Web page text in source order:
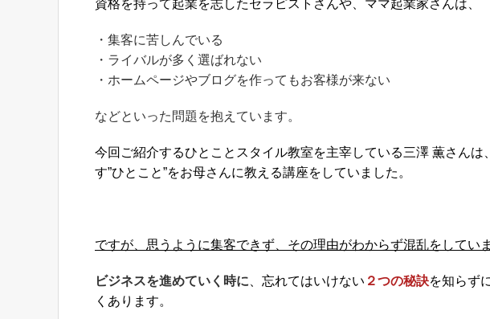
資格を持って起業を志したセラピストさんや、ママ起業家さんは、
・集客に苦しんでいる
・ライバルが多く選ばれない
・ホームページやブログを作ってもお客様が来ない
などといった問題を抱えています。
今回ご紹介するひとことスタイル教室を主宰している三澤 薫さんは
す”ひとこと”をお母さんに教える講座をしていました。
ですが、思うように集客できず、その理由がわからず混乱をしていま
ビジネスを進めていく時に 、忘れてはいけない ２つの秘訣を知らず
くあります。